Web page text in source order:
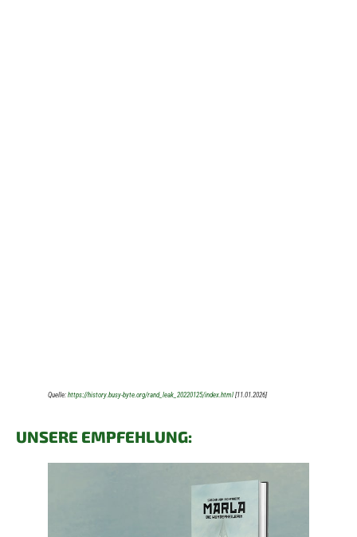
Quelle: https://history.busy-byte.org/rand_leak_20220125/index.html [11.01.2026]
UNSERE EMPFEHLUNG: